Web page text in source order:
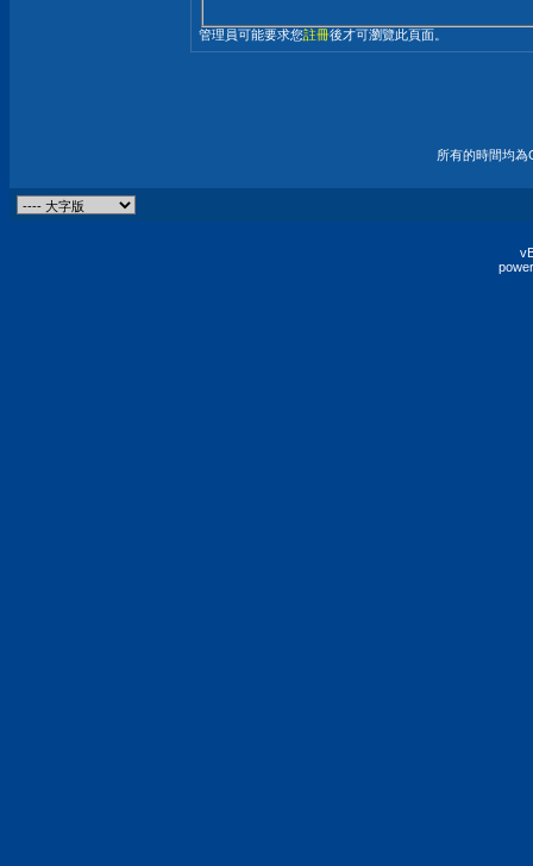
管理員可能要求您註冊後才可瀏覽此頁面。
所有的時間均為